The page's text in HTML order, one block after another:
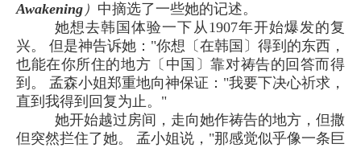
Awakening ） 中摘选了一些她的记述。
她想去韩国体验一下从1907年开始爆发的复
兴。 但是神告诉她："你想〔在韩国〕得到的东西，
也能在你所住的地方〔中国〕靠对祷告的回答而得
到。 孟森小姐郑重地向神保证："我要下决心祈求，
直到我得到回复为止。"
她开始越过房间，走向她作祷告的地方，但撒
但突然拦住了她。 孟小姐说，"那感觉似乎像一条巨